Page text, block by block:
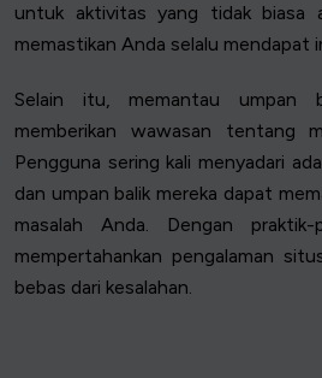
untuk aktivitas yang tidak biasa
memastikan Anda selalu mendapat
Selain itu, memantau umpan
memberikan wawasan tentang
Pengguna sering kali menyadari
dan umpan balik mereka dapat
masalah Anda. Dengan
mempertahankan pengalaman
bebas dari kesalahan.